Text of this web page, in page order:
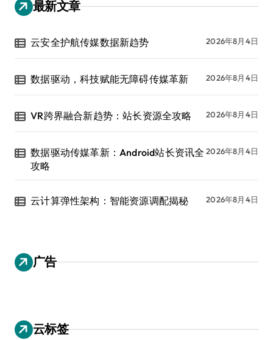
最新文章
云安全护航传媒数据新趋势 2026年8月4日
数据驱动，科技赋能无障碍传媒革新 2026年8月4日
VR跨界融合新趋势：站长资源全攻略 2026年8月4日
数据驱动传媒革新：Android站长资讯全
攻略
2026年8月4日
云计算弹性架构：智能资源调配揭秘 2026年8月4日
广告
云标签